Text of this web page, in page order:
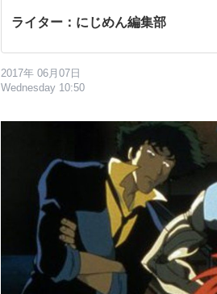
ライター：にじめん編集部
2017年 06月07日
Wednesday 10:50